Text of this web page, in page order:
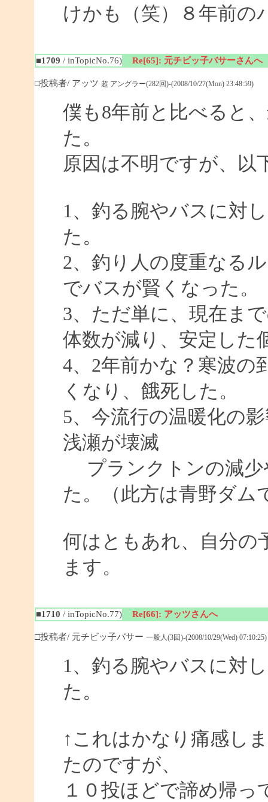
けかも（笑）８年前
■1709 / inTopicNo.76) Re[65]: 元チビッ子バサーさんへ
□投稿者/ アッツ 超 アングラー(282回)-(2008/10/27(Mon) 23:48:59)
僕も8年前と比べると
た。
原因は不明ですが、以
1、釣る腕やバスに対
た。
2、釣り人の度重なる
でバスが賢くなった。
3、ただ単に、現在ま
体数が減り、安定した
4、2年前かな？寒波の
くなり、餓死した。
5、今流行の温暖化の
浅瀬が壊滅
プランクトンの減少
た。（此方は青野ダム
何はともあれ、自分の
ます。
■1710 / inTopicNo.77) Re[66]: アッツさんへ
□投稿者/ 元チビッ子バサー 一般人(3回)-(2008/10/29(Wed) 07:10:25)
1、釣る腕やバスに対
た。
↑これはかなり痛感し
たのですが、
１０投ほどで諦め帰